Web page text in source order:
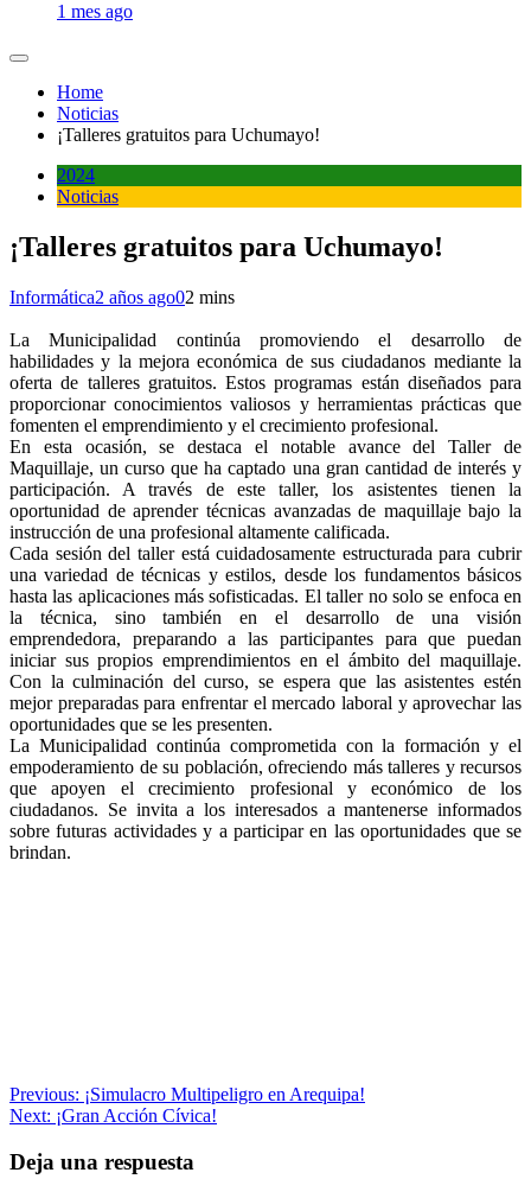
1 mes ago
Home
Noticias
¡Talleres gratuitos para Uchumayo!
2024
Noticias
¡Talleres gratuitos para Uchumayo!
Informática2 años ago02 mins
La Municipalidad continúa promoviendo el desarrollo de
habilidades y la mejora económica de sus ciudadanos mediante la
oferta de talleres gratuitos. Estos programas están diseñados para
proporcionar conocimientos valiosos y herramientas prácticas que
fomenten el emprendimiento y el crecimiento profesional.
En esta ocasión, se destaca el notable avance del Taller de
Maquillaje, un curso que ha captado una gran cantidad de interés y
participación. A través de este taller, los asistentes tienen la
oportunidad de aprender técnicas avanzadas de maquillaje bajo la
instrucción de una profesional altamente calificada.
Cada sesión del taller está cuidadosamente estructurada para cubrir
una variedad de técnicas y estilos, desde los fundamentos básicos
hasta las aplicaciones más sofisticadas. El taller no solo se enfoca en
la técnica, sino también en el desarrollo de una visión
emprendedora, preparando a las participantes para que puedan
iniciar sus propios emprendimientos en el ámbito del maquillaje.
Con la culminación del curso, se espera que las asistentes estén
mejor preparadas para enfrentar el mercado laboral y aprovechar las
oportunidades que se les presenten.
La Municipalidad continúa comprometida con la formación y el
empoderamiento de su población, ofreciendo más talleres y recursos
que apoyen el crecimiento profesional y económico de los
ciudadanos. Se invita a los interesados a mantenerse informados
sobre futuras actividades y a participar en las oportunidades que se
brindan.
Navegación
de
entradas
Previous: ¡Simulacro Multipeligro en Arequipa!
Next: ¡Gran Acción Cívica!
Deja una respuesta